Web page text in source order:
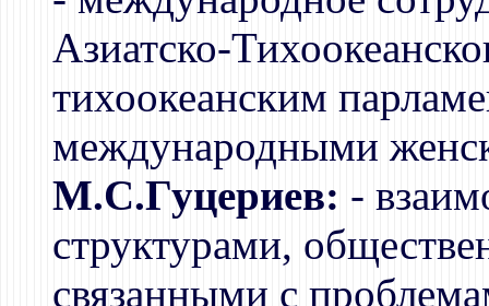
Азиатско-
тихоокеанским
международными
М.С.Гуцериев: -
структурами,
связанными с